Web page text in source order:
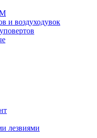
и воздуходувок
лезвиями